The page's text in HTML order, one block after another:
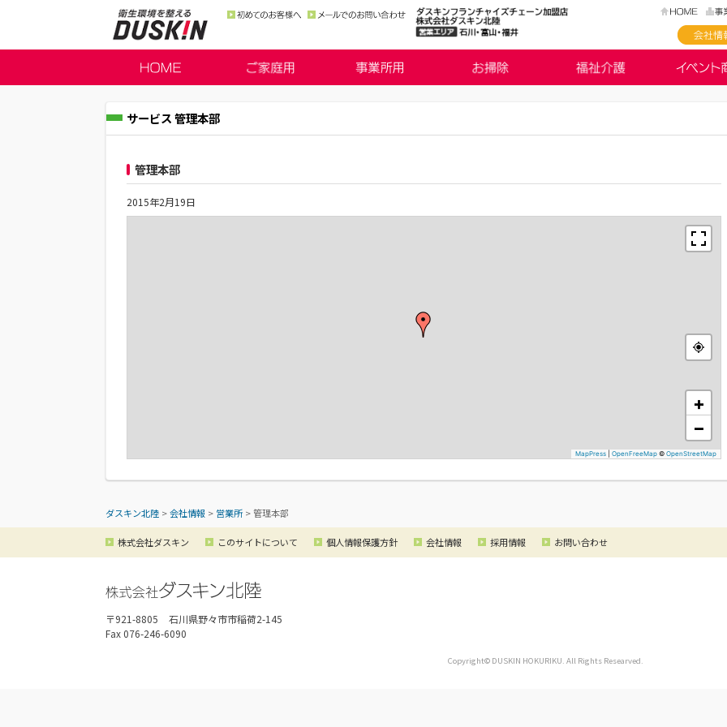
サービス 管理本部
管理本部
2015年2月19日
+
−
MapPress OpenFreeMap© OpenStreetMap
ダスキン北陸>会社情報> 営業所>管理本部
株式会社ダスキン
このサイトについて 個人情報保護方針 会社情報 採用情報 お問い合わせ
〒921-8805
石川県野々市市稲荷2-145
Fax 076-246-6090
Copyright© DUSKIN HOKURIKU. All Rights Researved.